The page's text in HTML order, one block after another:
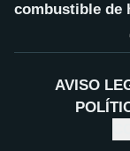
combustible de
AVISO